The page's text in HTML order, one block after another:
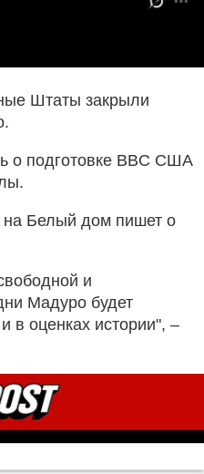
Штаты закрыли
о подготовке BBC США
на Белый дом пишет о
и
Мадуро будет
в оценках истории", –